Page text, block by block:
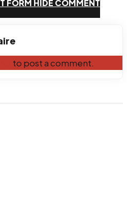
FORM HIDE COMMENT
to post a comment.